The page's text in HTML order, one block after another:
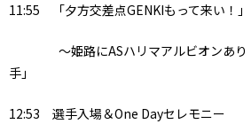
11:55 「夕方交差点GENKIもって来い！」
～姫路にASハリマアルビオンあり
手」
12:53 選手入場＆One Dayセレモニー